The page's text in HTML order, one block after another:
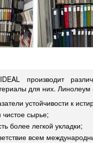
производит
для них. Линолеум
устойчивости к
чистое сырье;
более легкой укладки;
всем